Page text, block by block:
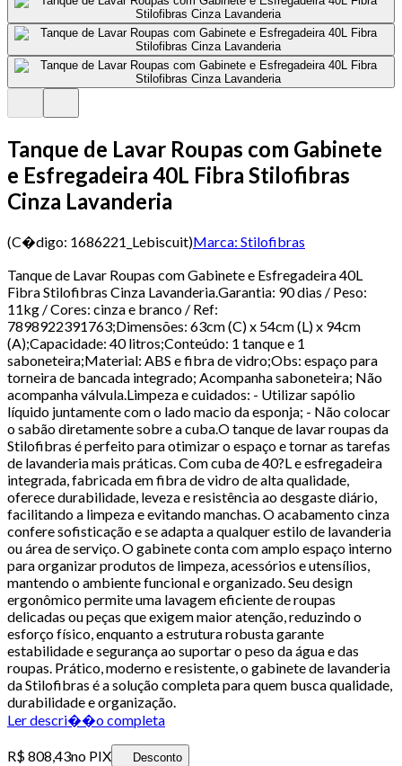
Tanque de Lavar Roupas com Gabinete
e Esfregadeira 40L Fibra Stilofibras
Cinza Lavanderia
(C�digo: 1686221_Lebiscuit)Marca: Stilofibras
Tanque de Lavar Roupas com Gabinete e Esfregadeira 40L
Fibra Stilofibras Cinza Lavanderia.Garantia: 90 dias / Peso:
11kg / Cores: cinza e branco / Ref:
7898922391763;Dimensões: 63cm (C) x 54cm (L) x 94cm
(A);Capacidade: 40 litros;Conteúdo: 1 tanque e 1
saboneteira;Material: ABS e fibra de vidro;Obs: espaço para
torneira de bancada integrado; Acompanha saboneteira; Não
acompanha válvula.Limpeza e cuidados: - Utilizar sapólio
líquido juntamente com o lado macio da esponja; - Não colocar
o sabão diretamente sobre a cuba.O tanque de lavar roupas da
Stilofibras é perfeito para otimizar o espaço e tornar as tarefas
de lavanderia mais práticas. Com cuba de 40?L e esfregadeira
integrada, fabricada em fibra de vidro de alta qualidade,
oferece durabilidade, leveza e resistência ao desgaste diário,
facilitando a limpeza e evitando manchas. O acabamento cinza
confere sofisticação e se adapta a qualquer estilo de lavanderia
ou área de serviço. O gabinete conta com amplo espaço interno
para organizar produtos de limpeza, acessórios e utensílios,
mantendo o ambiente funcional e organizado. Seu design
ergonômico permite uma lavagem eficiente de roupas
delicadas ou peças que exigem maior atenção, reduzindo o
esforço físico, enquanto a estrutura robusta garante
estabilidade e segurança ao suportar o peso da água e das
roupas. Prático, moderno e resistente, o gabinete de lavanderia
da Stilofibras é a solução completa para quem busca qualidade,
durabilidade e organização.
Ler descri��o completa
R$ 808,43no PIX Desconto